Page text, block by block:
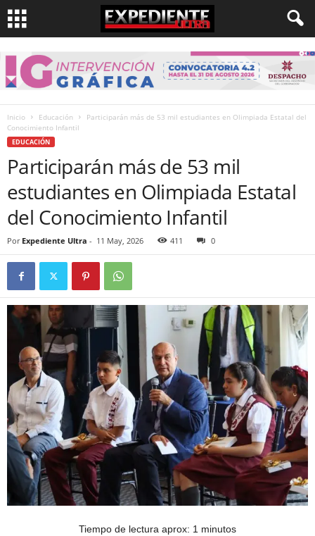
Inicio Educación
Participarán más de 53 mil estudiantes en Olimpiada Estatal del
Conocimiento Infantil
EDUCACIÓN
Participarán más de 53 mil
estudiantes en Olimpiada Estatal
del Conocimiento Infantil
Por Expediente Ultra - 11 May, 2026 411 0
Tiempo de lectura aprox: 1 minutos